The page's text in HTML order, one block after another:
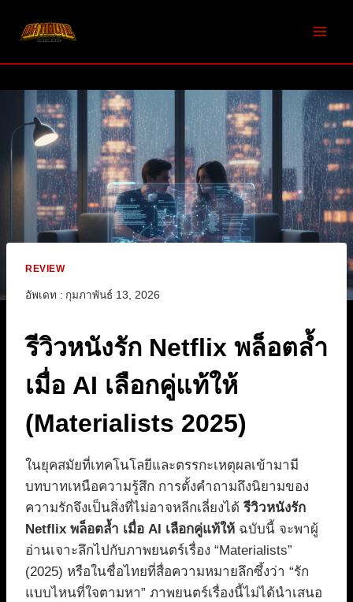
REVIEW
อัพเดท : กุมภาพันธ์ 13, 2026
รีวิวหนังรัก Netflix พล็อตล้ำ
เมื่อ AI เลือกคู่แท้ให้
(Materialists 2025)
ในยุคสมัยที่เทคโนโลยีและตรรกะเหตุผลเข้ามามี
บทบาทเหนือความรู้สึก การตั้งคำถามถึงนิยามของ
ความรักจึงเป็นสิ่งที่ไม่อาจหลีกเลี่ยงได้รีวิวหนังรัก
Netflix พล็อตล้ำ เมื่อ AI เลือกคู่แท้ให้ ฉบับนี้ จะพาผู้
อ่านเจาะลึกไปกับภาพยนตร์เรื่อง “Materialists”
(2025) หรือในชื่อไทยที่สื่อความหมายลึกซึ้งว่า “รัก
แบบไหนที่ใจตามหา” ภาพยนตร์เรื่องนี้ไม่ได้นำเสนอ